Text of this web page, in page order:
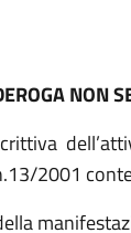
NON
2001